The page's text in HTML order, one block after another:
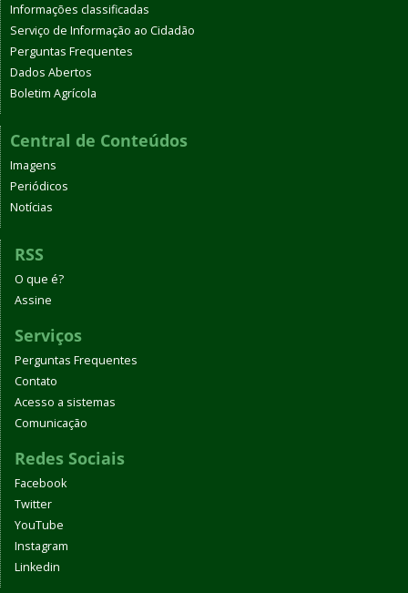
Informações classificadas
Serviço de Informação ao Cidadão
Perguntas Frequentes
Dados Abertos
Boletim Agrícola
Central de Conteúdos
Imagens
Periódicos
Notícias
RSS
O que é?
Assine
Serviços
Perguntas Frequentes
Contato
Acesso a sistemas
Comunicação
Redes Sociais
Facebook
Twitter
YouTube
Instagram
Linkedin